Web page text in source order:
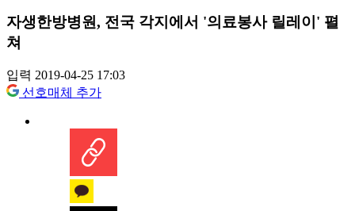
자생한방병원, 전국 각지에서 '의료봉사 릴레이' 펼
쳐
입력 2019-04-25 17:03
선호매체 추가